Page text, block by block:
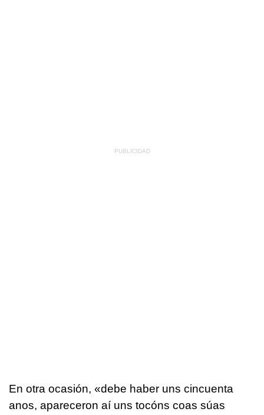
En otra ocasión, «debe haber uns cincuenta
anos, apareceron aí uns tocóns coas súas